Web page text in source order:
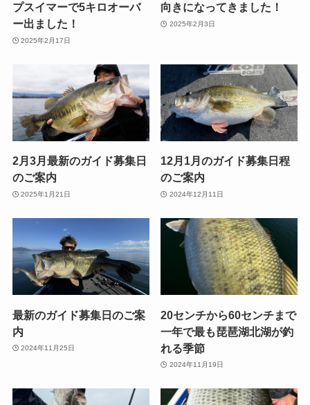
プスイマーで5キロオーバ
ー出ました！
2025年2月17日
向きになってきました！
2025年2月3日
2月3月最新のガイド募集日
のご案内
2025年1月21日
12月1月のガイド募集日程
のご案内
2024年12月11日
最新のガイド募集日のご案
内
2024年11月25日
20センチから60センチまで
一年で最も琵琶湖北湖が釣
れる季節
2024年11月19日